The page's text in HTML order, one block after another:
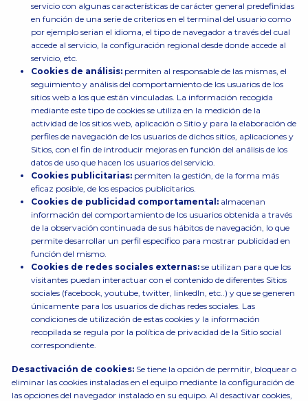
servicio con algunas características de carácter general predefinidas
en función de una serie de criterios en el terminal del usuario como
por ejemplo serian el idioma, el tipo de navegador a través del cual
accede al servicio, la configuración regional desde donde accede al
servicio, etc.
Cookies de análisis: permiten al responsable de las mismas, el
seguimiento y análisis del comportamiento de los usuarios de los
sitios web a los que están vinculadas. La información recogida
mediante este tipo de cookies se utiliza en la medición de la
actividad de los sitios web, aplicación o Sitio y para la elaboración de
perfiles de navegación de los usuarios de dichos sitios, aplicaciones y
Sitios, con el fin de introducir mejoras en función del análisis de los
datos de uso que hacen los usuarios del servicio.
Cookies publicitarias: permiten la gestión, de la forma más
eficaz posible, de los espacios publicitarios.
Cookies de publicidad comportamental: almacenan
información del comportamiento de los usuarios obtenida a través
de la observación continuada de sus hábitos de navegación, lo que
permite desarrollar un perfil específico para mostrar publicidad en
función del mismo.
Cookies de redes sociales externas: se utilizan para que los
visitantes puedan interactuar con el contenido de diferentes Sitios
sociales (facebook, youtube, twitter, linkedIn, etc..) y que se generen
únicamente para los usuarios de dichas redes sociales. Las
condiciones de utilización de estas cookies y la información
recopilada se regula por la política de privacidad de la Sitio social
correspondiente.
Desactivación de cookies: Se tiene la opción de permitir, bloquear o
eliminar las cookies instaladas en el equipo mediante la configuración de
las opciones del navegador instalado en su equipo. Al desactivar cookies,